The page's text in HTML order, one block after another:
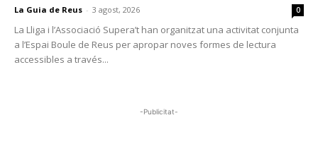
La Guia de Reus - 3 agost, 2026 0
La Lliga i l’Associació Supera’t han organitzat una activitat conjunta
a l’Espai Boule de Reus per apropar noves formes de lectura
accessibles a través...
-Publicitat-